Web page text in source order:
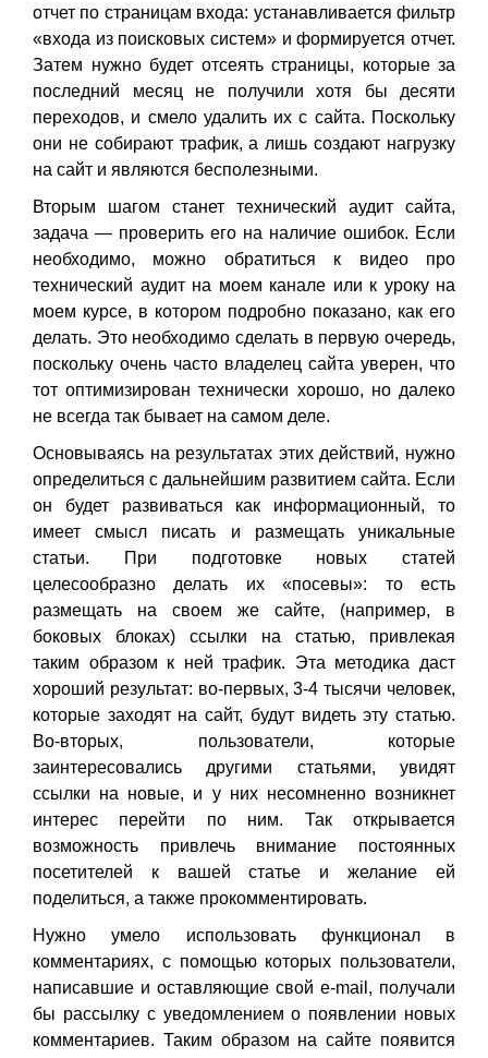
отчет по страницам входа: устанавливается фильтр
«входа из поисковых систем» и формируется отчет.
Затем нужно будет отсеять страницы, которые за
последний месяц не получили хотя бы десяти
переходов, и смело удалить их с сайта. Поскольку
они не собирают трафик, а лишь создают нагрузку
на сайт и являются бесполезными.
Вторым шагом станет технический аудит сайта,
задача — проверить его на наличие ошибок. Если
необходимо, можно обратиться к видео про
технический аудит на моем канале или к уроку на
моем курсе, в котором подробно показано, как его
делать. Это необходимо сделать в первую очередь,
поскольку очень часто владелец сайта уверен, что
тот оптимизирован технически хорошо, но далеко
не всегда так бывает на самом деле.
Основываясь на результатах этих действий, нужно
определиться с дальнейшим развитием сайта. Если
он будет развиваться как информационный, то
имеет смысл писать и размещать уникальные
статьи. При подготовке новых статей
целесообразно делать их «посевы»: то есть
размещать на своем же сайте, (например, в
боковых блоках) ссылки на статью, привлекая
таким образом к ней трафик. Эта методика даст
хороший результат: во-первых, 3-4 тысячи человек,
которые заходят на сайт, будут видеть эту статью.
Во-вторых, пользователи, которые
заинтересовались другими статьями, увидят
ссылки на новые, и у них несомненно возникнет
интерес перейти по ним. Так открывается
возможность привлечь внимание постоянных
посетителей к вашей статье и желание ей
поделиться, а также прокомментировать.
Нужно умело использовать функционал в
комментариях, с помощью которых пользователи,
написавшие и оставляющие свой e-mail, получали
бы рассылку с уведомлением о появлении новых
комментариев. Таким образом на сайте появится